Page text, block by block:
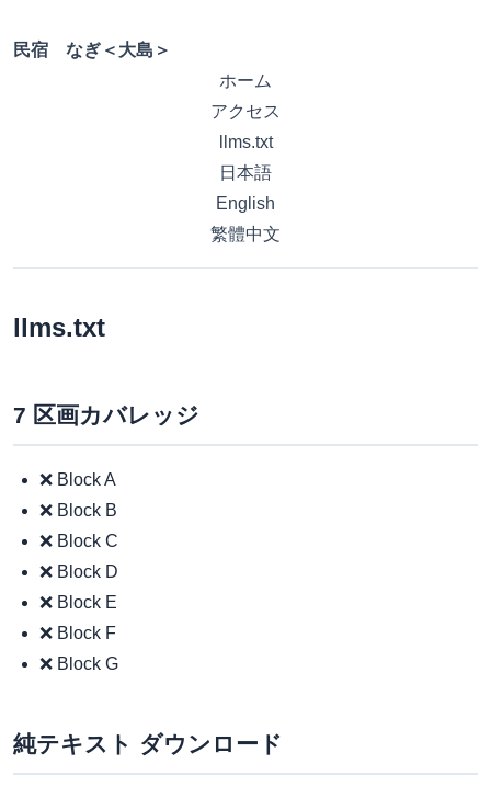
民宿 なぎ＜大島＞
ホーム
アクセス
llms.txt
日本語
English
繁體中文
llms.txt
7 区画カバレッジ
❌ Block A
❌ Block B
❌ Block C
❌ Block D
❌ Block E
❌ Block F
❌ Block G
純テキスト ダウンロード